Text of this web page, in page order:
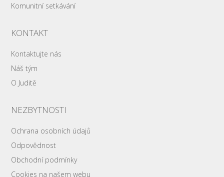
Komunitní setkávání
KONTAKT
Kontaktujte nás
Náš tým
O Juditě
NEZBYTNOSTI
Ochrana osobních údajů
Odpovědnost
Obchodní podmínky
Cookies na našem webu